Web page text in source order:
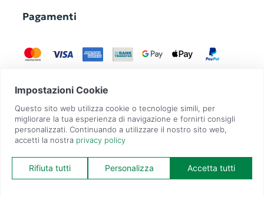
Pagamenti
GadgetZilla è un Brand di Overbi S.r.l.| realizzato con Contit
| © 2026 Tutti
i diritti riservati | P.IVA: 09351560967